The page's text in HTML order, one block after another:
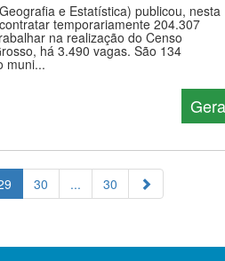
e Estatística) publicou, nesta
temporariamente 204.307
na realização do Censo
há 3.490 vagas. São 134
muni...
30 ... 30